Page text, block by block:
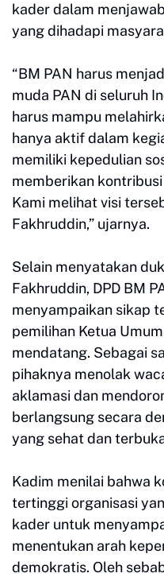
kader dalam
yang dihadapi
“BM PAN harus
muda PAN di seluruh
harus mampu
hanya aktif dalam
memiliki kepedulian
memberikan
Kami melihat visi
Fakhruddin,” ujarnya.
Selain menyatakan
Fakhruddin, DPD BM
menyampaikan sikap
pemilihan Ketua
mendatang. Sebagai
pihaknya menolak
aklamasi dan
berlangsung secara
yang sehat dan
Kadim menilai bahwa
tertinggi organisasi
kader untuk
menentukan arah
demokratis. Oleh